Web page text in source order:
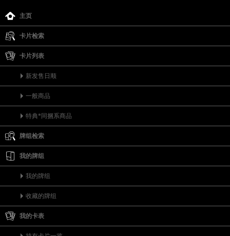
主页
卡片检索
卡片列表
新发售日顺
一般商品
特典*同捆系商品
牌组检索
我的牌组
我的牌组
收藏的牌组
我的卡表